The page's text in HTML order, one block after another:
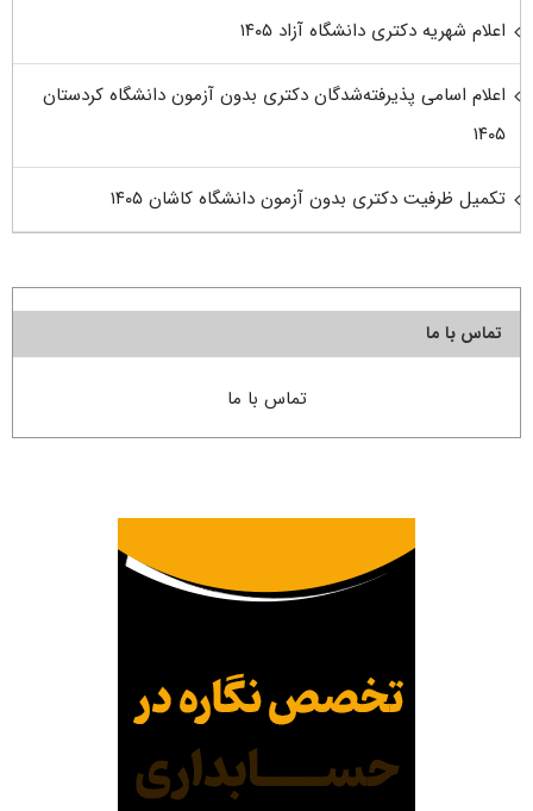
اعلام شهریه دکتری دانشگاه آزاد ۱۴۰۵
اعلام اسامی پذیرفته‌شدگان دکتری بدون آزمون دانشگاه کردستان
۱۴۰۵
تکمیل ظرفیت دکتری بدون آزمون دانشگاه کاشان ۱۴۰۵
تماس با ما
تماس با ما